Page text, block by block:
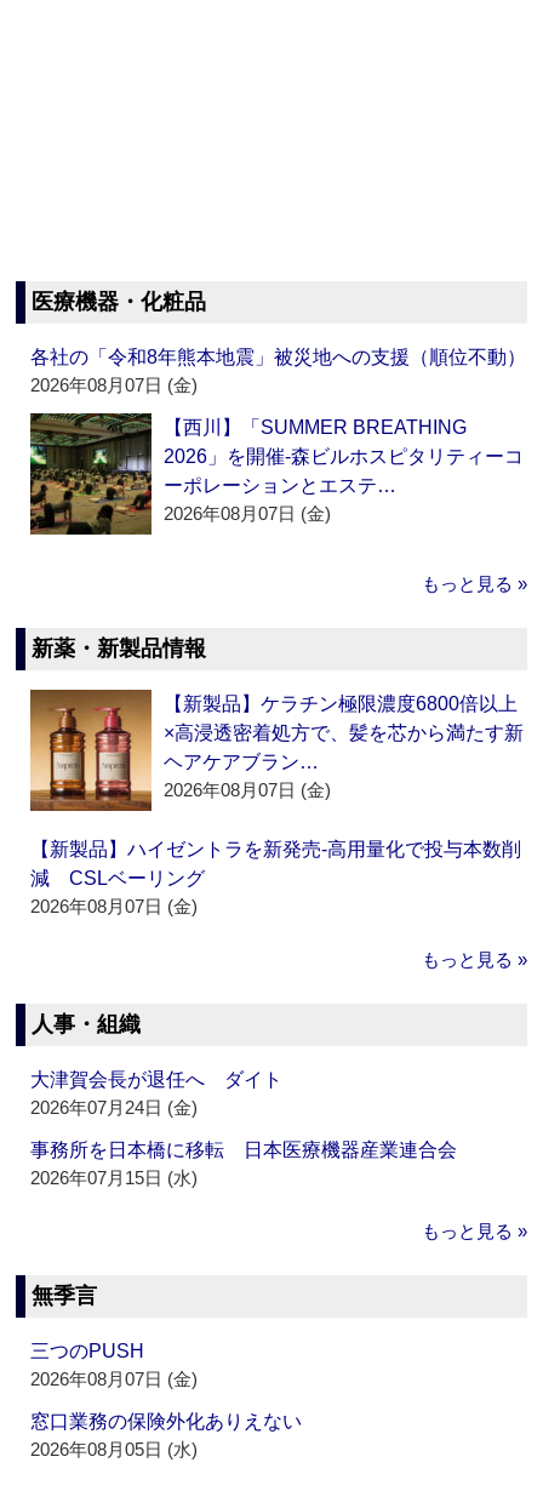
医療機器・化粧品
各社の「令和8年熊本地震」被災地への支援（順位不動）
2026年08月07日 (金)
【西川】「SUMMER BREATHING
2026」を開催‐森ビルホスピタリティーコ
ーポレーションとエステ…
2026年08月07日 (金)
もっと見る »
新薬・新製品情報
【新製品】ケラチン極限濃度6800倍以上
×高浸透密着処方で、髪を芯から満たす新
ヘアケアブラン…
2026年08月07日 (金)
【新製品】ハイゼントラを新発売‐高用量化で投与本数削
減 CSLベーリング
2026年08月07日 (金)
もっと見る »
人事・組織
大津賀会長が退任へ ダイト
2026年07月24日 (金)
事務所を日本橋に移転 日本医療機器産業連合会
2026年07月15日 (水)
もっと見る »
無季言
三つのPUSH
2026年08月07日 (金)
窓口業務の保険外化ありえない
2026年08月05日 (水)